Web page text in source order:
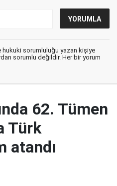
hukuki sorumluluğu yazan kişiye
sorumlu değildir. Her bir yorum
62. Tümen
Türk
atandı